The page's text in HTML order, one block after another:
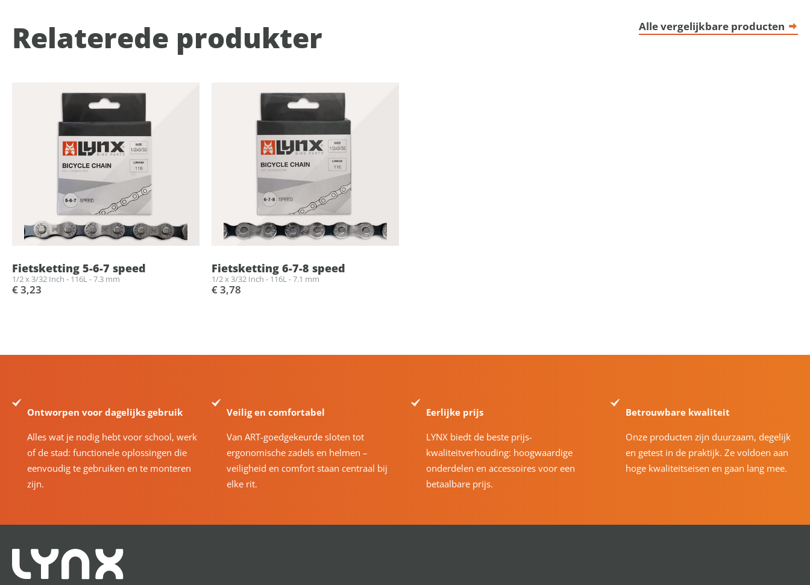
Relaterede produkter Alle vergelijkbare producten
Fietsketting 5-6-7 speed
1/2 x 3/32 Inch - 116L - 7.3 mm
€ 3,23
Fietsketting 6-7-8 speed
1/2 x 3/32 Inch - 116L - 7.1 mm
€ 3,78
Ontworpen voor dagelijks gebruik
Alles wat je nodig hebt voor school, werk
of de stad: functionele oplossingen die
eenvoudig te gebruiken en te monteren
zijn.
Veilig en comfortabel
Van ART-goedgekeurde sloten tot
ergonomische zadels en helmen –
veiligheid en comfort staan centraal bij
elke rit.
Eerlijke prijs
LYNX biedt de beste prijs-
kwaliteitverhouding: hoogwaardige
onderdelen en accessoires voor een
betaalbare prijs.
Betrouwbare kwaliteit
Onze producten zijn duurzaam, degelijk
en getest in de praktijk. Ze voldoen aan
hoge kwaliteitseisen en gaan lang mee.